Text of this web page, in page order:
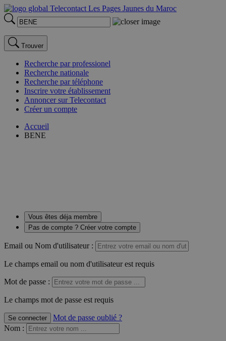
Trouver
Recherche par professionel
Recherche nationale
Recherche par téléphone
Inscrire votre établissement
Annoncer sur Telecontact
Créer un compte
Accueil
BENE
Vous êtes déja membre
Pas de compte ? Créer votre compte
Email ou Nom d'utilisateur :
Le champs email ou nom d'utilisateur est requis
Mot de passe :
Le champs mot de passe est requis
Se connecter
Mot de passe oublié ?
Nom :